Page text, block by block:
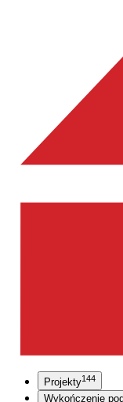
Projekty144
Wykończenie